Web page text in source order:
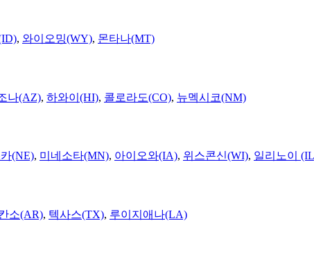
, 와이오밍(WY), 몬타나(MT)
나(AZ), 하와이(HI), 콜로라도(CO), 뉴멕시코(NM)
(NE), 미네소타(MN), 아이오와(IA), 위스콘신(WI), 일리노이
소(AR), 텍사스(TX), 루이지애나(LA)